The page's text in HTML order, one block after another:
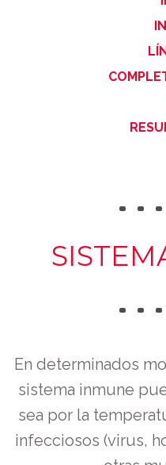
Salud Digestiva
Oliovita Protect
Conócenos
Contacto
En determinados
sistema inmune
sea por la
infecciosos (virus,